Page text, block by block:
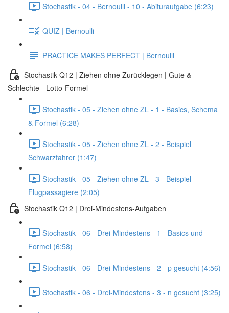
Stochastik - 04 - Bernoulli - 10 - Abituraufgabe (6:23)
QUIZ | Bernoulli
PRACTICE MAKES PERFECT | Bernoulli
Stochastik Q12 | Ziehen ohne Zurücklegen | Gute &
Schlechte - Lotto-Formel
Stochastik - 05 - Ziehen ohne ZL - 1 - Basics, Schema
& Formel (6:28)
Stochastik - 05 - Ziehen ohne ZL - 2 - Beispiel
Schwarzfahrer (1:47)
Stochastik - 05 - Ziehen ohne ZL - 3 - Beispiel
Flugpassagiere (2:05)
Stochastik Q12 | Drei-Mindestens-Aufgaben
Stochastik - 06 - Drei-Mindestens - 1 - Basics und
Formel (6:58)
Stochastik - 06 - Drei-Mindestens - 2 - p gesucht (4:56)
Stochastik - 06 - Drei-Mindestens - 3 - n gesucht (3:25)